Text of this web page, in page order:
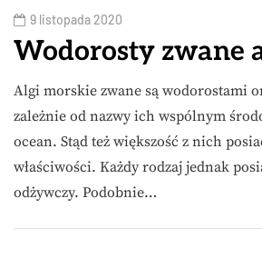
9 listopada 2020
Wodorosty zwane
Algi morskie zwane są wodorostami
zależnie od nazwy ich wspólnym
ocean. Stąd też większość z nich
właściwości. Każdy rodzaj jednak
odżywczy. Podobnie…